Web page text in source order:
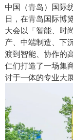
中国（青岛）国际
日，在青岛国际博
大会以「智能、时
产、中端制造、下
渡到智能、协作的
仁们打造了一场集
讨于一体的专业大展